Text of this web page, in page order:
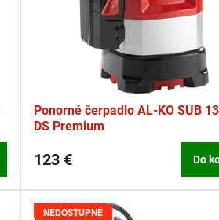
Ponorné čerpadlo AL-KO SUB
DS Premium
123 € Do
NEDOSTUPNÉ